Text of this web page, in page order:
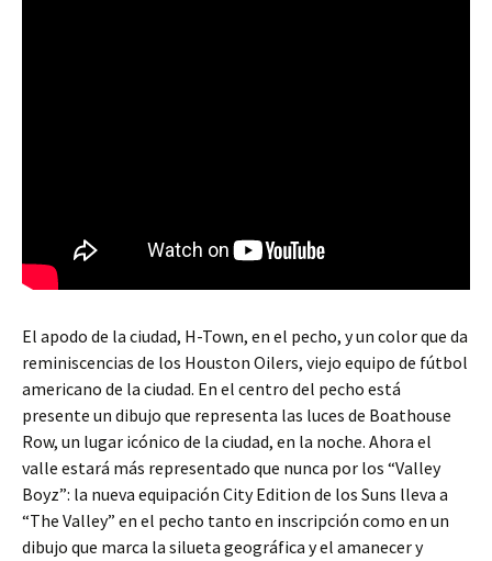
El apodo de la ciudad, H-Town, en el pecho, y un color que da
reminiscencias de los Houston Oilers, viejo equipo de fútbol
americano de la ciudad. En el centro del pecho está
presente un dibujo que representa las luces de Boathouse
Row, un lugar icónico de la ciudad, en la noche. Ahora el
valle estará más representado que nunca por los “Valley
Boyz”: la nueva equipación City Edition de los Suns lleva a
“The Valley” en el pecho tanto en inscripción como en un
dibujo que marca la silueta geográfica y el amanecer y